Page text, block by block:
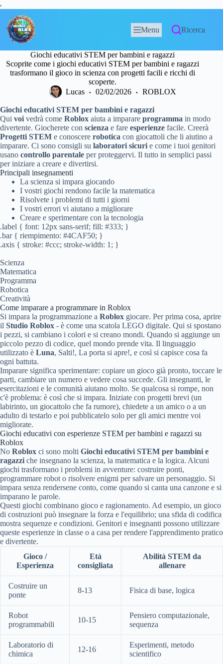
Menu Ricerca
Giochi educativi STEM per bambini e ragazzi
Scoprite come i giochi educativi STEM per bambini e ragazzi
trasformano il gioco in scienza con progetti facili e ricchi di
scoperte.
Lucas
02/02/2026 ROBLOX
Giochi educativi STEM per bambini e ragazzi
Qui voi vedrà come Roblox aiuta a imparare programma in modo
divertente. Giocherete con scienza e fare esperienze facile. Creerà
Progetti STEM e conoscere robotica con giocattoli che li aiutino a
imparare. Ci sono consigli su laboratori sicuri e come i tuoi genitori
usano controllo parentale per proteggervi. Il tutto in semplici passi
per iniziare a creare e divertirsi.
Principali insegnamenti
La scienza si impara giocando
I vostri giochi rendono facile la matematica
Risolvete i problemi di tutti i giorni
I vostri errori vi aiutano a migliorare
Creare e sperimentare con la tecnologia
.label { font: 12px sans-serif; fill: #333; }
.bar { riempimento: #4CAF50; }
.axis { stroke: #ccc; stroke-width: 1; }
Scienza
Matematica
Programma
Robotica
Creatività
Come imparare a programmare in Roblox
Si impara la programmazione a Roblox giocare. Per prima cosa, aprire
il Studio Roblox - è come una scatola LEGO digitale. Qui si spostano
i pezzi, si cambiano i colori e si creano mondi. Quando si aggiunge un
piccolo pezzo di codice, quel mondo prende vita. Il linguaggio
utilizzato è Luna, Salti!, La porta si apre!, e così si capisce cosa fa
ogni battuta.
Imparare significa sperimentare: copiare un gioco già pronto, toccare le
parti, cambiare un numero e vedere cosa succede. Gli insegnanti, le
esercitazioni e le comunità aiutano molto. Se qualcosa si rompe, non
c'è problema: è così che si impara. Iniziate con progetti brevi (un
labirinto, un giocattolo che fa rumore), chiedete a un amico o a un
adulto di testarlo e poi pubblicatelo solo per gli amici mentre voi
migliorate.
Giochi educativi con esperienze STEM per bambini e ragazzi su
Roblox
No Roblox ci sono molti Giochi educativi STEM per bambini e
ragazzi che insegnano la scienza, la matematica e la logica. Alcuni
giochi trasformano i problemi in avventure: costruire ponti,
programmare robot o risolvere enigmi per salvare un personaggio. Si
impara senza rendersene conto, come quando si canta una canzone e si
imparano le parole.
Questi giochi combinano gioco e ragionamento. Ad esempio, un gioco
di costruzioni può insegnare la forza e l'equilibrio; una sfida di codifica
mostra sequenze e condizioni. Genitori e insegnanti possono utilizzare
queste esperienze in classe o a casa per rendere l'apprendimento pratico
e divertente.
Gioco /
Esperienza
Età
consigliata
Abilità STEM da
allenare
Costruire un
ponte
8-13 Fisica di base, logica
Robot
programmabili
10-15
Pensiero computazionale,
sequenza
Laboratorio di
chimica
12-16
Esperimenti, metodo
scientifico